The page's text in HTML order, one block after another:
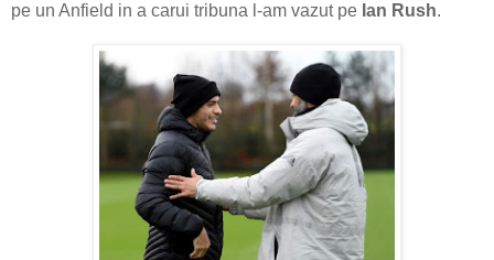
pe un Anfield in a carui tribuna l-am vazut pe Ian Rush.